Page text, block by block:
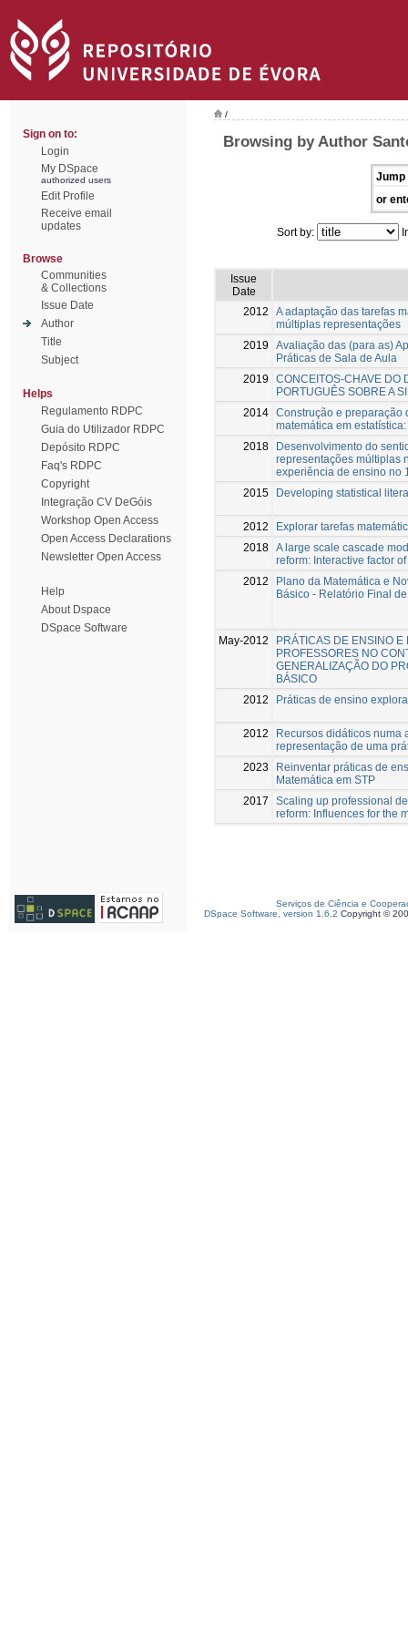
Sign on to:
Login
My DSpace
authorized users
Edit Profile
Receive email
updates
Browse
Communities
& Collections
Issue Date
Author
Title
Subject
Helps
Regulamento RDPC
Guia do Utilizador RDPC
Depósito RDPC
Faq's RDPC
Copyright
Integração CV DeGóis
Workshop Open Access
Open Access Declarations
Newsletter Open Access
Help
About Dspace
DSpace Software
/
Browsing by Author
Jump
or
Sort by:
Issue
Date
2012
A adaptação das tarefas
múltiplas representações
2019
Avaliação das (para as)
Práticas de Sala de Aula
2019
CONCEITOS-CHAVE DO
PORTUGUÊS SOBRE A
2014 Construção e preparação
matemática em
2018
Desenvolvimento do
representações múltiplas
experiência de ensino no
2015
Developing statistical
2012
Explorar tarefas
2018 A large scale cascade
reform: Interactive factor
2012
Plano da Matemática e
Básico - Relatório Final
May-2012
PRÁTICAS DE ENSINO E
PROFESSORES NO
GENERALIZAÇÃO DO
BÁSICO
2012
Práticas de ensino
2012
Recursos didáticos numa
representação de uma
2023
Reinventar práticas de
Matemática em STP
2017
Scaling up professional
reform: Influences for the
Serviços de Ciência e
DSpace Software, version 1.6.2 Copyright ©